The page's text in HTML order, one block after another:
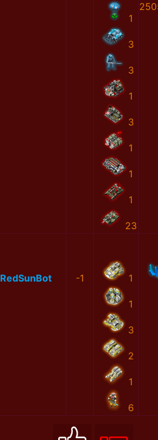
1
3
3
1
3
1
1
1
23
RedSunBot -1 1
1
3
2
1
6